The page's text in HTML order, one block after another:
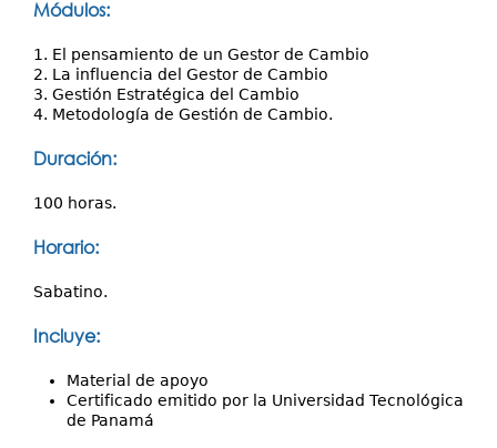
Módulos:
1. El pensamiento de un Gestor de Cambio
2. La influencia del Gestor de Cambio
3. Gestión Estratégica del Cambio
4. Metodología de Gestión de Cambio.
Duración:
100 horas.
Horario:
Sabatino.
Incluye:
Material de apoyo
Certificado emitido por la Universidad Tecnológica
de Panamá